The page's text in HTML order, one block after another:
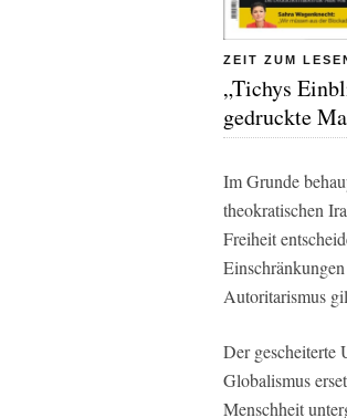
ZEIT ZUM
„Tichys
gedruckte
Im Grunde
theokratischen
Freiheit
Autoritarismus
Der gescheiterte
Globalismus
Menschheit